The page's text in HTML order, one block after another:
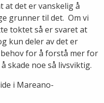
at det er vanskelig å
grunner til det. Om vi
toktet så er svaret at
kun deler av det er
for å forstå mer for
skade noe så livsviktig.
i Mareano-